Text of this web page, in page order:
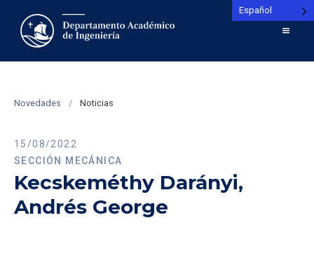
Novedades / Noticias
15/08/2022
SECCIÓN MECÁNICA
Kecskeméthy Darányi,
Andrés George
Español